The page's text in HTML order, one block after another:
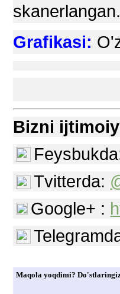
skanerlangan.
Grafikasi: O'
Bizni
Tvitterda:
Google+ :
Maqola yoqdimi?